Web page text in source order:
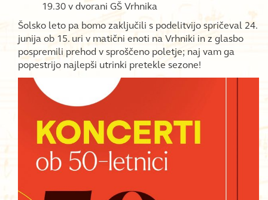
19.30 v dvorani GŠ Vrhnika
Šolsko leto pa bomo zaključili s podelitvijo spričeval 24.
junija ob 15. uri v matični enoti na Vrhniki in z glasbo
pospremili prehod v sproščeno poletje; naj vam ga
popestrijo najlepši utrinki pretekle sezone!